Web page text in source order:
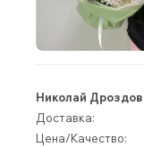
Николай Дроздов
Доставка:
Цена/Качество: